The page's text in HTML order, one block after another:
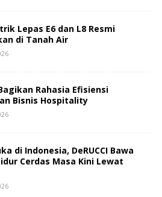
Lepas E6 dan L8 Resmi
di Tanah Air
Rahasia Efisiensi
Bisnis Hospitality
di Indonesia, DeRUCCI Bawa
Cerdas Masa Kini Lewat